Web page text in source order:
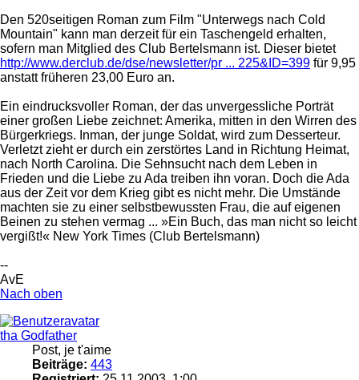
Den 520seitigen Roman zum Film "Unterwegs nach Cold
Mountain" kann man derzeit für ein Taschengeld erhalten,
sofern man Mitglied des Club Bertelsmann ist. Dieser bietet
http://www.derclub.de/dse/newsletter/pr ... 225&ID=399 für 9,95
anstatt früheren 23,00 Euro an.
Ein eindrucksvoller Roman, der das unvergessliche Porträt
einer großen Liebe zeichnet: Amerika, mitten in den Wirren des
Bürgerkriegs. Inman, der junge Soldat, wird zum Desserteur.
Verletzt zieht er durch ein zerstörtes Land in Richtung Heimat,
nach North Carolina. Die Sehnsucht nach dem Leben in
Frieden und die Liebe zu Ada treiben ihn voran. Doch die Ada
aus der Zeit vor dem Krieg gibt es nicht mehr. Die Umstände
machten sie zu einer selbstbewussten Frau, die auf eigenen
Beinen zu stehen vermag ... »Ein Buch, das man nicht so leicht
vergißt!« New York Times (Club Bertelsmann)
--
AvE
Nach oben
tha Godfather
Post, je t'aime
Beiträge: 443